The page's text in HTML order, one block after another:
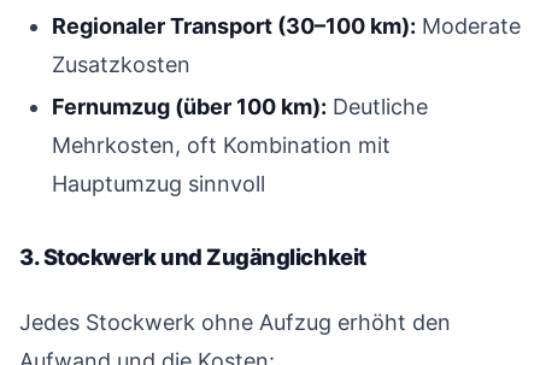
Regionaler Transport (30–100 km): Moderate
Zusatzkosten
Fernumzug (über 100 km): Deutliche
Mehrkosten, oft Kombination mit
Hauptumzug sinnvoll
3. Stockwerk und Zugänglichkeit
Jedes Stockwerk ohne Aufzug erhöht den